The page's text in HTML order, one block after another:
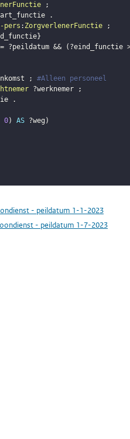
;
.
pers : ZorgverlenerFunctie
;
}
?peildatum && ( ?eind_functie
;
#Alleen personeel
?werknemer
;
.
0) AS ?weg )
- peildatum 1-1-2023
- peildatum 1-7-2023